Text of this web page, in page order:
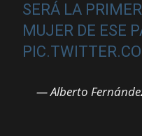
SERÁ LA
MUJER DE ESE
— Alberto